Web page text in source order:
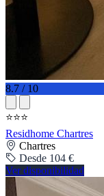
8.7 / 10
⭐⭐⭐
Residhome Chartres
Chartres
Desde 104 €
Ver disponibilidad